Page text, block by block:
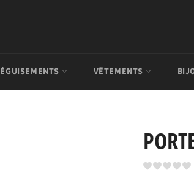
VÊTEMENTS